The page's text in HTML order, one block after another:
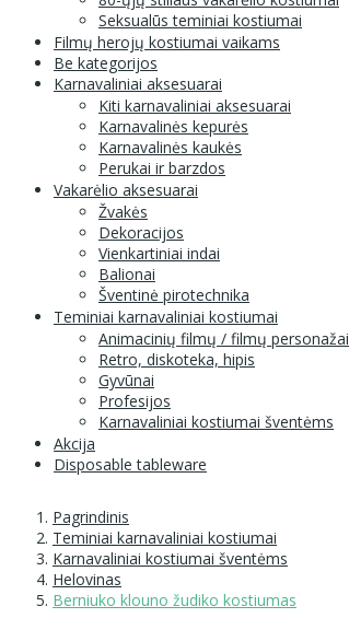
Seksualūs teminiai kostiumai
Filmų herojų kostiumai vaikams
Be kategorijos
Karnavaliniai aksesuarai
Kiti karnavaliniai aksesuarai
Karnavalinės kepurės
Karnavalinės kaukės
Perukai ir barzdos
Vakarėlio aksesuarai
Žvakės
Dekoracijos
Vienkartiniai indai
Balionai
Šventinė pirotechnika
Teminiai karnavaliniai kostiumai
Animacinių filmų / filmų personažai
Retro, diskoteka, hipis
Gyvūnai
Profesijos
Karnavaliniai kostiumai šventėms
Akcija
Disposable tableware
Pagrindinis
Teminiai karnavaliniai kostiumai
Karnavaliniai kostiumai šventėms
Helovinas
Berniuko klouno žudiko kostiumas